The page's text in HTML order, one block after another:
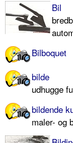
Bil
Bilboquet
bilde
udhugge
bildende
maler- og